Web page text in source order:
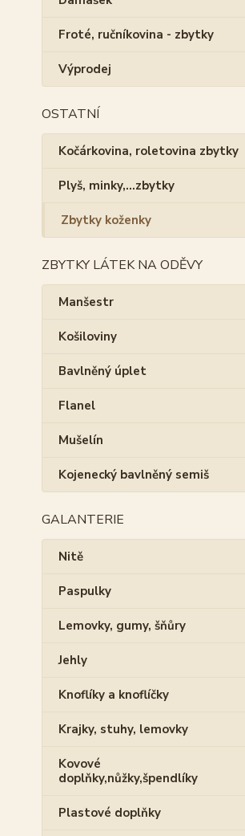
Froté, ručníkovina - zbytky
Výprodej
OSTATNÍ
Kočárkovina, roletovina zbytky
Plyš, minky,...zbytky
Zbytky koženky
ZBYTKY LÁTEK NA ODĚVY
Manšestr
Košiloviny
Bavlněný úplet
Flanel
Mušelín
Kojenecký bavlněný semiš
GALANTERIE
Nitě
Paspulky
Lemovky, gumy, šňůry
Jehly
Knoflíky a knoflíčky
Krajky, stuhy, lemovky
Kovové
doplňky,nůžky,špendlíky
Plastové doplňky